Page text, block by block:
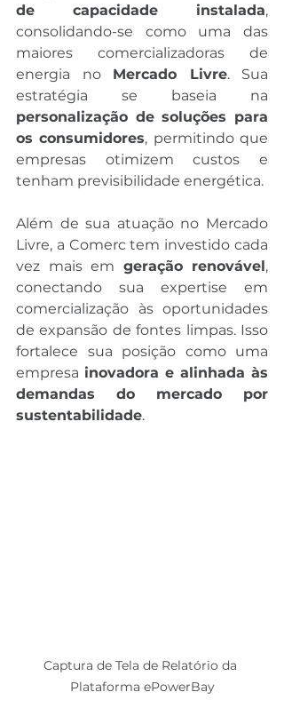
de capacidade instalada,
consolidando-se como uma das
maiores comercializadoras de
energia no Mercado Livre. Sua
personalização de soluções para
os consumidores, permitindo que
empresas otimizem custos e
tenham previsibilidade energética.
Além de sua atuação no Mercado
Livre, a Comerc tem investido cada
vez mais em geração renovável,
conectando sua expertise em
comercialização às oportunidades
de expansão de fontes limpas. Isso
fortalece sua posição como uma
empresa inovadora e alinhada às
demandas do mercado por
sustentabilidade.
Captura de Tela de Relatório da
Plataforma ePowerBay